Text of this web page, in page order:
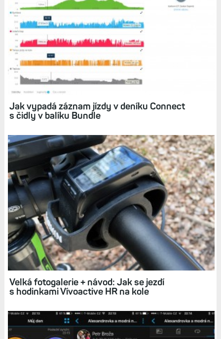
Jak vypadá záznam jízdy v deníku Connect
s čidly v balíku Bundle
Velká fotogalerie + návod: Jak se jezdí
s hodinkami Vívoactive HR na kole